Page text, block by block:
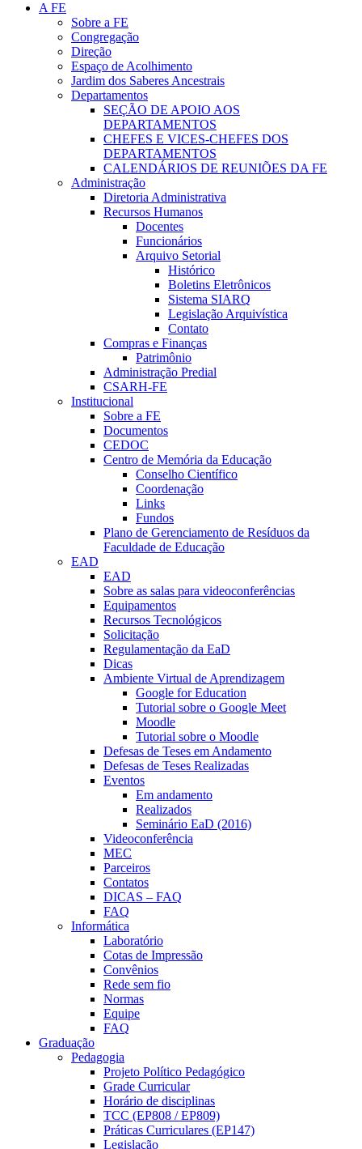
A FE
Sobre a FE
Congregação
Direção
Espaço de Acolhimento
Jardim dos Saberes Ancestrais
Departamentos
SEÇÃO DE APOIO AOS
DEPARTAMENTOS
CHEFES E VICES-CHEFES DOS
DEPARTAMENTOS
CALENDÁRIOS DE REUNIÕES DA FE
Administração
Diretoria Administrativa
Recursos Humanos
Docentes
Funcionários
Arquivo Setorial
Histórico
Boletins Eletrônicos
Sistema SIARQ
Legislação Arquivística
Contato
Compras e Finanças
Patrimônio
Administração Predial
CSARH-FE
Institucional
Sobre a FE
Documentos
CEDOC
Centro de Memória da Educação
Conselho Científico
Coordenação
Links
Fundos
Plano de Gerenciamento de Resíduos da
Faculdade de Educação
EAD
EAD
Sobre as salas para videoconferências
Equipamentos
Recursos Tecnológicos
Solicitação
Regulamentação da EaD
Dicas
Ambiente Virtual de Aprendizagem
Google for Education
Tutorial sobre o Google Meet
Moodle
Tutorial sobre o Moodle
Defesas de Teses em Andamento
Defesas de Teses Realizadas
Eventos
Em andamento
Realizados
Seminário EaD (2016)
Videoconferência
MEC
Parceiros
Contatos
DICAS – FAQ
FAQ
Informática
Laboratório
Cotas de Impressão
Convênios
Rede sem fio
Normas
Equipe
FAQ
Graduação
Pedagogia
Projeto Político Pedagógico
Grade Curricular
Horário de disciplinas
TCC (EP808 / EP809)
Práticas Curriculares (EP147)
Legislação